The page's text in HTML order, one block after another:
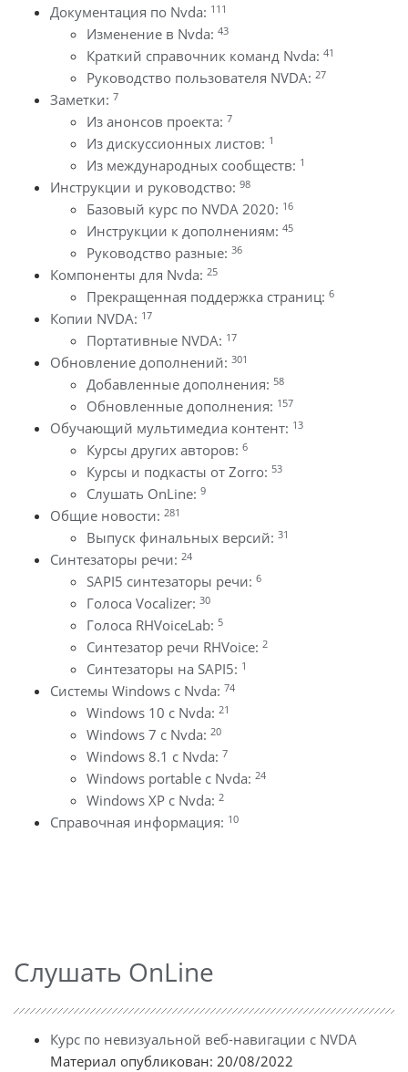
Документация по Nvda: 111
Изменение в Nvda: 43
Краткий справочник команд Nvda: 41
Руководство пользователя NVDA: 27
Заметки: 7
Из анонсов проекта: 7
Из дискуссионных листов: 1
Из международных сообществ: 1
Инструкции и руководство: 98
Базовый курс по NVDA 2020: 16
Инструкции к дополнениям: 45
Руководство разные: 36
Компоненты для Nvda: 25
Прекращенная поддержка страниц: 6
Копии NVDA: 17
Портативные NVDA: 17
Обновление дополнений: 301
Добавленные дополнения: 58
Обновленные дополнения: 157
Обучающий мультимедиа контент: 13
Курсы других авторов: 6
Курсы и подкасты от Zorro: 53
Слушать OnLine: 9
Общие новости: 281
Выпуск финальных версий: 31
Синтезаторы речи: 24
SAPI5 синтезаторы речи: 6
Голоса Vocalizer: 30
Голоса RHVoiceLab: 5
Синтезатор речи RHVoice: 2
Синтезаторы на SAPI5: 1
Системы Windows с Nvda: 74
Windows 10 с Nvda: 21
Windows 7 с Nvda: 20
Windows 8.1 с Nvda: 7
Windows portable с Nvda: 24
Windows XP с Nvda: 2
Справочная информация: 10
Слушать OnLine
Курс по невизуальной веб-навигации с NVDA
Материал опубликован: 20/08/2022